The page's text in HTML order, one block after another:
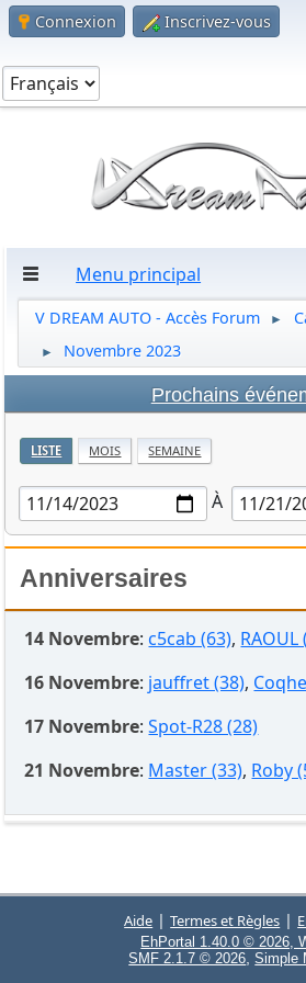
Connexion Inscrivez-vous
Menu principal
V DREAM AUTO - Accès Forum ►
► Novembre 2023
Prochains
LISTE MOIS SEMAINE
À
Anniversaires
14 Novembre:c5cab (63), RAOUL
16 Novembre: jauffret (38),
17 Novembre:Spot-R28 (28)
21 Novembre: Master (33), Roby
Aide |Termes et Règles |
EhPortal 1.40.0 © 2026,
SMF 2.1.7 © 2026 ,Simple